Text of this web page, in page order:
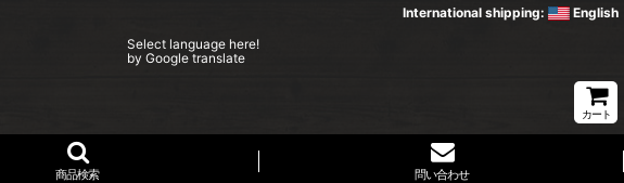
International shipping: English
Select language here!
by Google translate
カート
商品検索 問い合わせ